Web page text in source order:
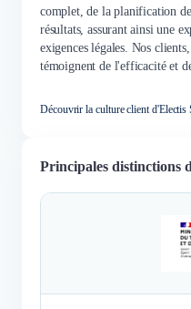
complet, de la planification
résultats, assurant ainsi une
exigences légales. Nos
témoignent de l'efficacité et
Découvrir la culture client d'Electis
Principales distinctions